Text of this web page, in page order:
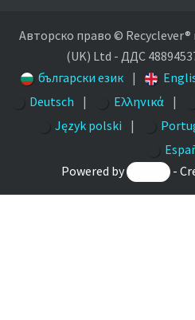
Авторско право ©
(UK) Ltd - ДДС
български език |
Deutsch
| Ελληνικά |
Język polski
|
Powered by
-